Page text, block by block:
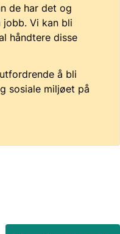
de har det og
jobb. Vi kan bli
håndtere disse
å bli
sosiale miljøet på